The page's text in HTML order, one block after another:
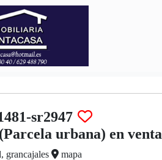
sr2947
urbana) en venta
grancajales mapa